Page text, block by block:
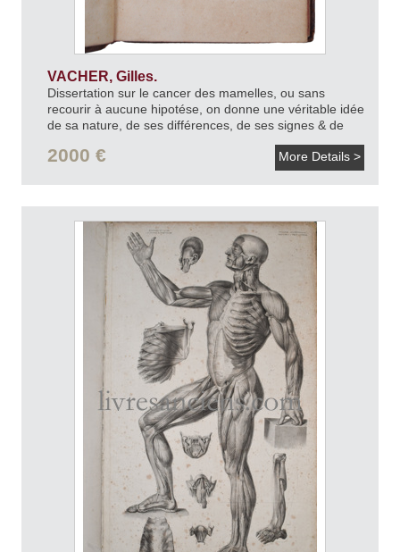
VACHER, Gilles.
Dissertation sur le cancer des mamelles, ou sans
recourir à aucune hipotése, on donne une véritable idée
de sa nature, de ses différences, de ses signes & de
plusieurs faits de Pratique.
2000 € More Details >